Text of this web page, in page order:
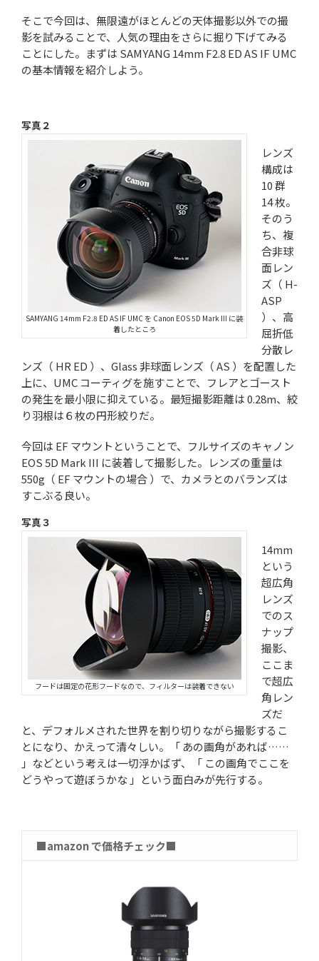
そこで今回は、無限遠がほとんどの天体撮影以外での撮
影を試みることで、人気の理由をさらに掘り下げてみる
ことにした。まずは SAMYANG 14mm F2.8 ED AS IF UMC
の基本情報を紹介しよう。
写真２
SAMYANG 14mm F2.8 ED AS IF UMC を Canon EOS 5D Mark III に装
着したところ
レンズ
構成は
10 群
14 枚。
そのう
ち、複
合非球
面レン
ズ（ H-
ASP
）、高
屈折低
分散レ
ンズ（ HR ED ）、Glass 非球面レンズ（ AS ）を配置した
上に、UMC コーティグを施すことで、フレアとゴースト
の発生を最小限に抑えている。最短撮影距離は 0.28m、絞
り羽根は６枚の円形絞りだ。
今回は EF マウントということで、フルサイズのキャノン
EOS 5D Mark III に装着して撮影した。レンズの重量は
550g（ EF マウントの場合 ）で、カメラとのバランズは
すこぶる良い。
写真３
フードは固定の花形フードなので、フィルターは装着できない
14mm
という
超広角
レンズ
でのス
ナップ
撮影、
ここま
で超広
角レン
ズだ
と、デフォルメされた世界を割り切りながら撮影するこ
とになり、かえって清々しい。「 あの画角があれば……
」などという考えは一切浮かばず、「 この画角でここを
どうやって遊ぼうかな 」という面白みが先行する。
■amazon で価格チェック■